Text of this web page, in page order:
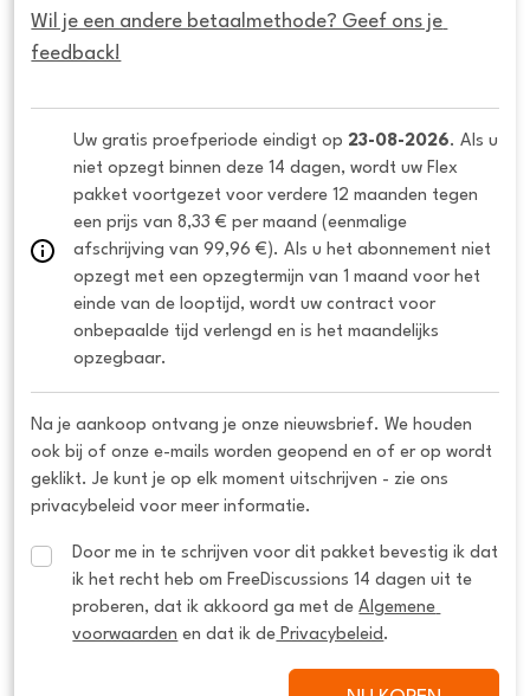
Wil je een andere betaalmethode? Geef ons je
feedback!
Uw gratis proefperiode eindigt op 23-08-2026. Als u
niet opzegt binnen deze 14 dagen, wordt uw Flex
pakket voortgezet voor verdere 12 maanden tegen
een prijs van 8,33 € per maand (eenmalige
afschrijving van 99,96 €). Als u het abonnement niet
opzegt met een opzegtermijn van 1 maand voor het
einde van de looptijd, wordt uw contract voor
onbepaalde tijd verlengd en is het maandelijks
opzegbaar.
Na je aankoop ontvang je onze nieuwsbrief. We houden
ook bij of onze e-mails worden geopend en of er op wordt
geklikt. Je kunt je op elk moment uitschrijven - zie ons
privacybeleid voor meer informatie.
Door me in te schrijven voor dit pakket bevestig ik dat
ik het recht heb om FreeDiscussions 14 dagen uit te
proberen, dat ik akkoord ga met de Algemene
voorwaarden en dat ik de Privacybeleid .